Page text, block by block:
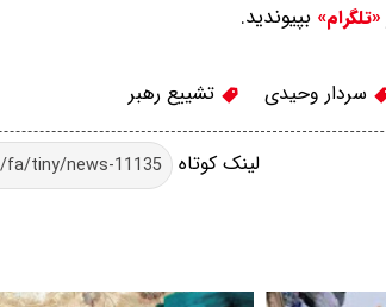
«تلگرام» بپیوندید.
سردار وحیدی تشییع رهبر
لینک کوتاه